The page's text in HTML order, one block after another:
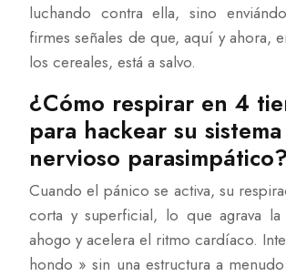
luchando contra ella, sino
firmes señales de que, aquí y ahora,
los cereales, está a salvo.
¿Cómo respirar en 4
para hackear su sistema
nervioso parasimpático?
Cuando el pánico se activa, su
corta y superficial, lo que agrava la
ahogo y acelera el ritmo cardíaco.
hondo » sin una estructura a